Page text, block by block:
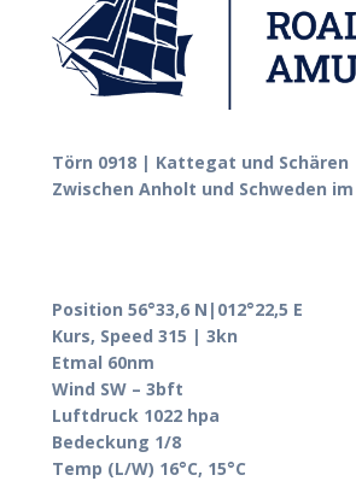
Törn 0918 | Kattegat und Schären
Zwischen Anholt und Schweden
Position 56°33,6 N|012°22,5 E
Kurs, Speed 315 | 3kn
Etmal 60nm
Wind SW – 3bft
Luftdruck 1022 hpa
Bedeckung 1/8
Temp (L/W) 16°C, 15°C